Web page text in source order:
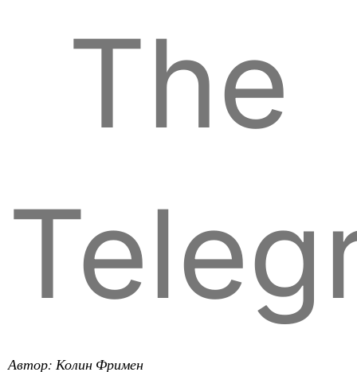
The
Автор: Колин Фримен